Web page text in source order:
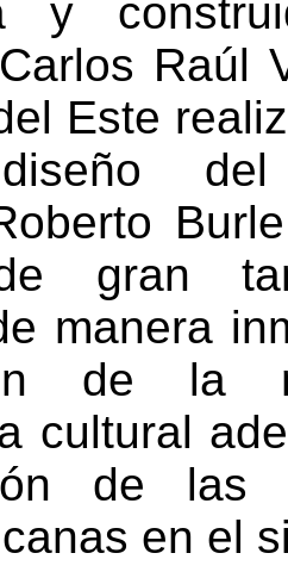
y
Raúl
Este
del
gran
manera
de la
cultural
de las
en el